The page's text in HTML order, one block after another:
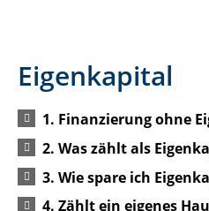
Eigenkapital
1. Finanzierung ohne
2. Was zählt als
3. Wie spare ich
4. Zählt ein eigenes